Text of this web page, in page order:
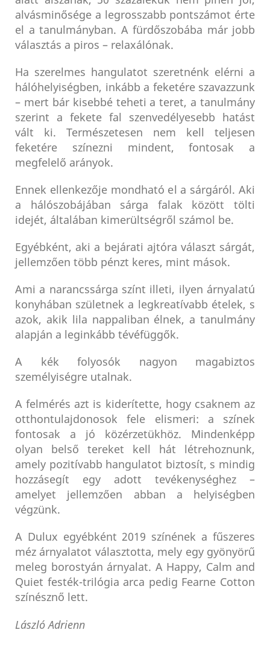
alvásminősége a legrosszabb pontszámot érte
el a tanulmányban. A fürdőszobába már jobb
választás a piros – relaxálónak.
Ha szerelmes hangulatot szeretnénk elérni a
hálóhelyiségben, inkább a feketére szavazzunk
– mert bár kisebbé teheti a teret, a tanulmány
szerint a fekete fal szenvedélyesebb hatást
vált ki. Természetesen nem kell teljesen
feketére színezni mindent, fontosak a
megfelelő arányok.
Ennek ellenkezője mondható el a sárgáról. Aki
a hálószobájában sárga falak között tölti
idejét, általában kimerültségről számol be.
Egyébként, aki a bejárati ajtóra választ sárgát,
jellemzően több pénzt keres, mint mások.
Ami a narancssárga színt illeti, ilyen árnyalatú
konyhában születnek a legkreatívabb ételek, s
azok, akik lila nappaliban élnek, a tanulmány
alapján a leginkább tévéfüggők.
A kék folyosók nagyon magabiztos
személyiségre utalnak.
A felmérés azt is kiderítette, hogy csaknem az
otthontulajdonosok fele elismeri: a színek
fontosak a jó közérzetükhöz. Mindenképp
olyan belső tereket kell hát létrehoznunk,
amely pozitívabb hangulatot biztosít, s mindig
hozzásegít egy adott tevékenységhez –
amelyet jellemzően abban a helyiségben
végzünk.
A Dulux egyébként 2019 színének a fűszeres
méz árnyalatot választotta, mely egy gyönyörű
meleg borostyán árnyalat. A Happy, Calm and
Quiet festék-trilógia arca pedig Fearne Cotton
színésznő lett.
László Adrienn